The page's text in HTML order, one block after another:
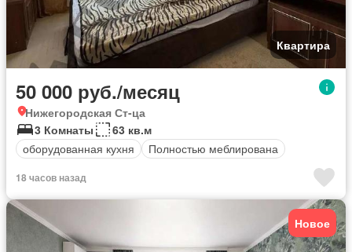
Квартира
50 000 руб./месяц
Нижегородская Ст-ца
3 Комнаты
63 кв.м
оборудованная кухня
Полностью меблирована
18 часов назад
Новое